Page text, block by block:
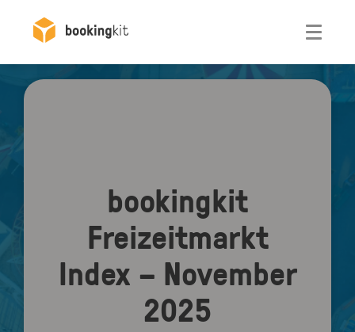
bookingkit
Freizeitmarkt
Index – November
2025